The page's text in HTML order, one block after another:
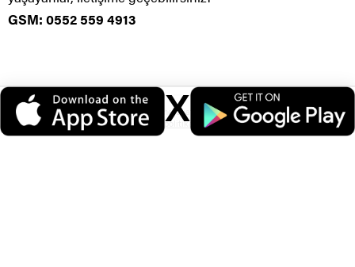
GSM: 0552 559 4913
X
Veri politikasındaki amaçlarla sınırlı ve mevzuata uygun şekilde çerez
konumlandırmaktayız. Detaylar içinveri politikamızıinceleyebilirsiniz.